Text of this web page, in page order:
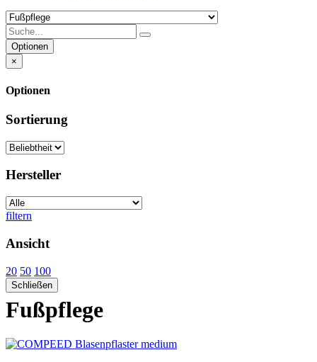
Optionen
×
Optionen
Sortierung
Hersteller
filtern
Ansicht
20 50 100
Schließen
Fußpflege